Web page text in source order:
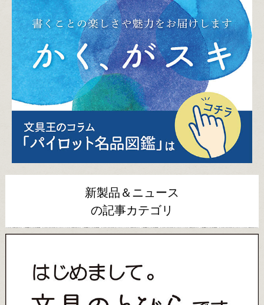
新製品＆ニュース
の記事カテゴリ